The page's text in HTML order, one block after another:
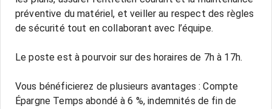
préventive du matériel, et veiller au respect des règles
de sécurité tout en collaborant avec l’équipe.
Le poste est à pourvoir sur des horaires de 7h à 17h.
Vous bénéficierez de plusieurs avantages : Compte
Épargne Temps abondé à 6 %, indemnités de fin de